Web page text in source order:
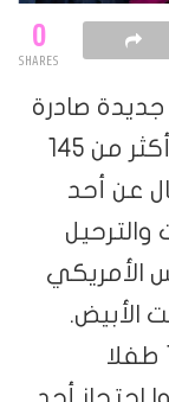
0
SHARES
صادرة
عن معهد بروكينغز الأمريكي أن أكثر من 145
عن أحد
والترحيل
الأمريكي
الأبيض.
وبحسب الدراسة، فإن نحو 146635 طفلا